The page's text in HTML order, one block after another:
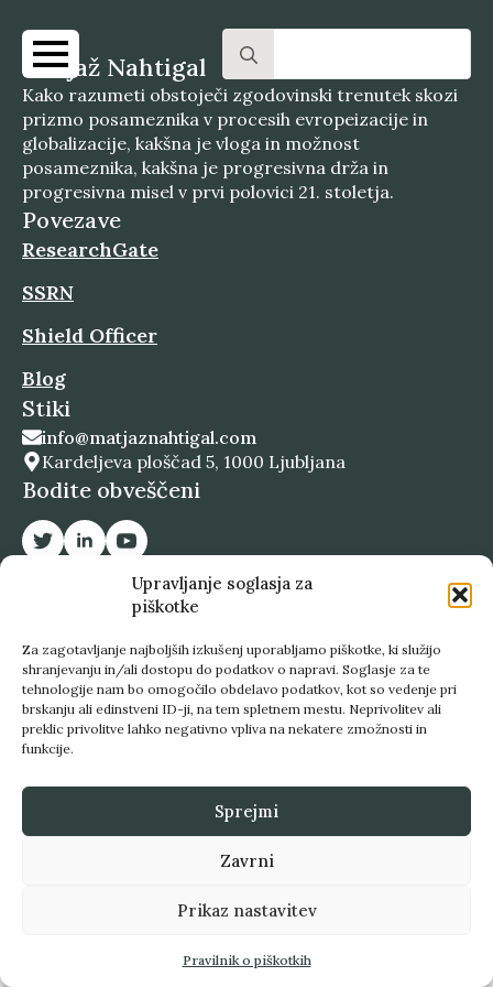
Upravljanje soglasja za
piškotke
Za zagotavljanje najboljših izkušenj uporabljamo piškotke, ki služijo
shranjevanju in/ali dostopu do podatkov o napravi. Soglasje za te
tehnologije nam bo omogočilo obdelavo podatkov, kot so vedenje pri
brskanju ali edinstveni ID-ji, na tem spletnem mestu. Neprivolitev ali
preklic privolitve lahko negativno vpliva na nekatere zmožnosti in
funkcije.
Sprejmi
Zavrni
Prikaz nastavitev
Pravilnik o piškotkih
Search
for:
Matjaž Nahtigal
Kako razumeti obstoječi zgodovinski trenutek skozi
prizmo posameznika v procesih evropeizacije in
globalizacije, kakšna je vloga in možnost
posameznika, kakšna je progresivna drža in
progresivna misel v prvi polovici 21. stoletja.
Povezave
ResearchGate
SSRN
Shield Officer
Blog
Stiki
info@matjaznahtigal.com
Kardeljeva ploščad 5, 1000 Ljubljana
Bodite obveščeni
© 2023 Matjaž Nahtigal | Izvedba:Naveza d.o.o.